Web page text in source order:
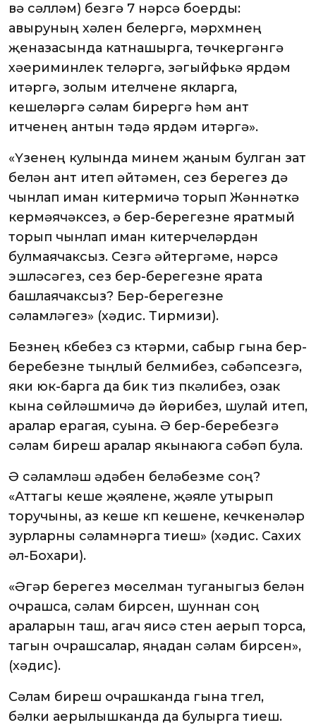
вә сәлләм) безгә 7 нәрсә боерды:
авыруның хәлен белергә, мәрхүмнең
җеназасында катнашырга, төчкергәнгә
хәериминлек теләргә, зәгыйфькә ярдәм
итәргә, золым ителүчене якларга,
кешеләргә сәлам бирергә һәм ант
итүченең антын үтәүдә ярдәм итәргә».
«Үзенең кулында минем җаным булган зат
белән ант итеп әйтәмен, сез берегез дә
чынлап иман китермичә торып Жәннәткә
кермәячәксез, ә бер-берегезне яратмый
торып чынлап иман китерүчеләрдән
булмаячаксыз. Сезгә әйтергәме, нәрсә
эшләсәгез, сез бер-берегезне ярата
башлаячаксыз? Бер-берегезне
сәламләгез» (хәдис. Тирмизи).
Безнең күбебез сүз күтәрми, сабыр гына бер-
беребезне тыңлый белмибез, сәбәпсезгә,
яки юк-барга да бик тиз үпкәлибез, озак
кына сөйләшмичә дә йөрибез, шулай итеп,
аралар ерагая, суына. Ә бер-беребезгә
сәлам бирешү аралар якынаюга сәбәп була.
Ә сәламләшү әдәбен беләбезме соң?
«Аттагы кеше җәяүлене, җәяүле утырып
торучыны, аз кеше күп кешене, кечкенәләр
зурларны сәламнәрга тиеш» (хәдис. Сахих
әл-Бохари).
«Әгәр берегез мөселман туганыгыз белән
очрашса, сәлам бирсен, шуннан соң
араларын таш, агач яисә стен аерып торса,
тагын очрашсалар, яңадан сәлам бирсен»,
(хәдис).
Сәлам бирешү очрашканда гына түгел,
бәлки аерылышканда да булырга тиеш.